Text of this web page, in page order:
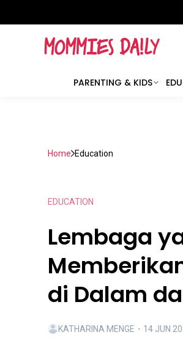
PARENTING & KIDS
Home Education
EDUCATION
Lembaga
di Dalam
KATHARINA MENGE ・ 14 JUN